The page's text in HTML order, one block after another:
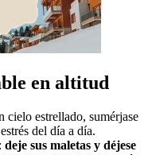
en altitud
cielo estrellado, sumérjase
del día a día.
deje sus maletas y déjese